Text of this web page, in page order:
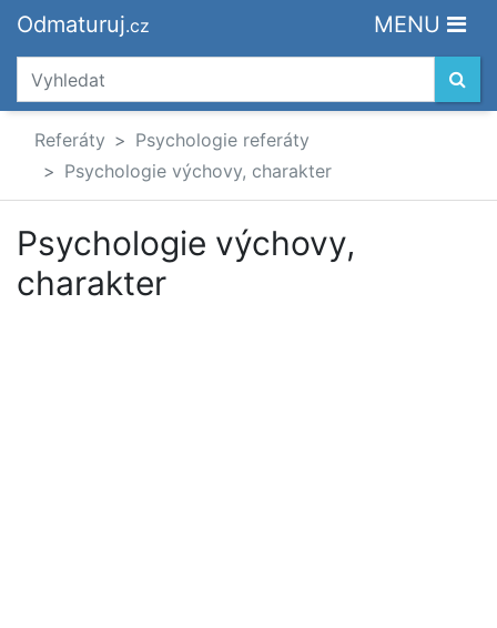
Odmaturuj.cz MENU
Referáty
Psychologie referáty
Psychologie výchovy, charakter
Psychologie výchovy,
charakter